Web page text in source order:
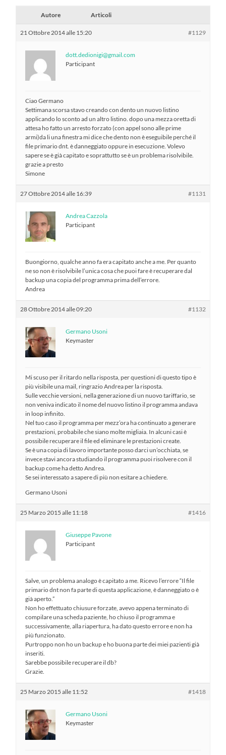
Autore Articoli
21 Ottobre 2014 alle 15:20 #1129
dott.dedionigi@gmail.com
Participant
Ciao Germano
Settimana scorsa stavo creando con dento un nuovo listino
applicando lo sconto ad un altro listino. dopo una mezza oretta di
attesa ho fatto un arresto forzato (con appel sono alle prime
armi)da li una finestra mi dice che dento non è eseguibile perché il
file primario dnt. è danneggiato oppure in esecuzione. Volevo
sapere se è già capitato e soprattutto se è un problema risolvibile.
grazie a presto
Simone
27 Ottobre 2014 alle 16:39 #1131
Andrea Cazzola
Participant
Buongiorno, qualche anno fa era capitato anche a me. Per quanto
ne so non è risolvibile l’unica cosa che puoi fare è recuperare dal
backup una copia del programma prima dell’errore.
Andrea
28 Ottobre 2014 alle 09:20 #1132
Germano Usoni
Keymaster
Mi scuso per il ritardo nella risposta, per questioni di questo tipo è
più visibile una mail, ringrazio Andrea per la risposta.
Sulle vecchie versioni, nella generazione di un nuovo tariffario, se
non veniva indicato il nome del nuovo listino il programma andava
in loop infinito.
Nel tuo caso il programma per mezz’ora ha continuato a generare
prestazioni, probabile che siano molte migliaia. In alcuni casi è
possibile recuperare il file ed eliminare le prestazioni create.
Se è una copia di lavoro importante posso darci un’occhiata, se
invece stavi ancora studiando il programma puoi risolvere con il
backup come ha detto Andrea.
Se sei interessato a sapere di più non esitare a chiedere.
Germano Usoni
25 Marzo 2015 alle 11:18 #1416
Giuseppe Pavone
Participant
Salve, un problema analogo è capitato a me. Ricevo l’errore “Il file
primario dnt non fa parte di questa applicazione, è danneggiato o è
già aperto.”
Non ho effettuato chiusure forzate, avevo appena terminato di
compilare una scheda paziente, ho chiuso il programma e
successivamente, alla riapertura, ha dato questo errore e non ha
più funzionato.
Purtroppo non ho un backup e ho buona parte dei miei pazienti già
inseriti.
Sarebbe possibile recuperare il db?
Grazie.
25 Marzo 2015 alle 11:52 #1418
Germano Usoni
Keymaster